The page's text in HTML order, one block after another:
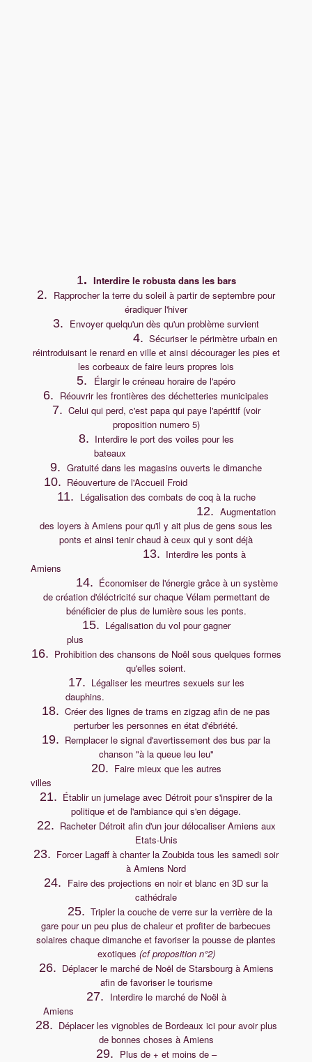
1. Interdire le robusta dans les bars
2. Rapprocher la terre du soleil à partir de septembre pour
éradiquer l'hiver
3. Envoyer quelqu'un dès qu'un problème survient
4. Sécuriser le périmètre urbain en
réintroduisant le renard en ville et ainsi décourager les pies et
les corbeaux de faire leurs propres lois
5. Élargir le créneau horaire de l'apéro
6. Réouvrir les frontières des déchetteries municipales
7. Celui qui perd, c'est papa qui paye l'apéritif (voir
proposition numero 5)
8. Interdire le port des voiles pour les
bateaux
9. Gratuité dans les magasins ouverts le dimanche
10. Réouverture de l'Accueil Froid
11. Légalisation des combats de coq à la ruche
12. Augmentation
des loyers à Amiens pour qu'il y ait plus de gens sous les
ponts et ainsi tenir chaud à ceux qui y sont déjà
13. Interdire les ponts à
14. Économiser de l'énergie grâce à un système
de création d'éléctricité sur chaque Vélam permettant de
bénéficier de plus de lumière sous les ponts.
15. Légalisation du vol pour gagner
plus
16. Prohibition des chansons de Noël sous quelques formes
qu'elles soient.
17. Légaliser les meurtres sexuels sur les
dauphins.
18. Créer des lignes de trams en zigzag afin de ne pas
perturber les personnes en état d'ébriété.
19. Remplacer le signal d'avertissement des bus par la
chanson "à la queue leu leu"
20. Faire mieux que les autres
villes
21. Établir un jumelage avec Détroit pour s'inspirer de la
politique et de l'ambiance qui s'en dégage.
22. Racheter Détroit afin d'un jour délocaliser Amiens aux
Etats-Unis
23. Forcer Lagaff à chanter la Zoubida tous les samedi soir
à Amiens Nord
24. Faire des projections en noir et blanc en 3D sur la
cathédrale
25. Tripler la couche de verre sur la verrière de la
gare pour un peu plus de chaleur et profiter de barbecues
solaires chaque dimanche et favoriser la pousse de plantes
exotiques (cf proposition n°2)
26. Déplacer le marché de Noël de Starsbourg à Amiens
afin de favoriser le tourisme
27. Interdire le marché de Noël à
Amiens
28. Déplacer les vignobles de Bordeaux ici pour avoir plus
de bonnes choses à Amiens
29. Plus de + et moins de –